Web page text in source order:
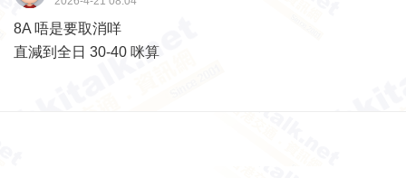
8A 唔是要取消咩
直減到全日 30-40 咪算